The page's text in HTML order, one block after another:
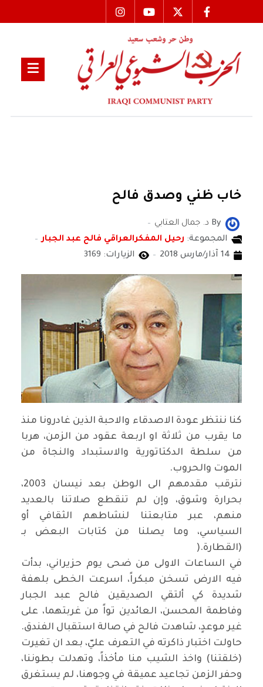
خاب ظني وصدق فالح
By د. جمال العتابي
المجموعة: رحيل المفكرالعراقي فالح عبد الجبار
14 آذار/مارس 2018
الزيارات: 3169
كنا ننتظر عودة الاصدقاء والاحبة الذين غادرونا منذ
ما يقرب من ثلاثة او اربعة عقود من الزمن، هربا
من سلطة الدكتاتورية والاستبداد والنجاة من
الموت والحروب.
نترقب مقدمهم الى الوطن بعد نيسان 2003،
بحرارة وشوق، وإن لم تنقطع صلاتنا بالعديد
منهم، عبر متابعتنا لنشاطهم الثقافي أو
السياسي، وما يصلنا من كتابات البعض بـ
(القطارة).
في الساعات الاولى من ضحى يوم حزيراني، بدأت
فيه الارض تسخن مبكراً، اسرعت الخطى بلهفة
شديدة كي ألتقي الصديقين فالح عبد الجبار
وفاطمة المحسن، العائدين تواً من غربتهما، على
غير موعدٍ، شاهدت فالح في صالة استقبال الفندق.
حاولت اختبار ذاكرته في التعرف عليّ، بعد ان تغيرت
(خلقتنا) واخذ الشيب منا مأخذاً، وتهدلت بطوننا،
وحفر الزمن تجاعيد عميقة في وجوهنا، لم يستغرق